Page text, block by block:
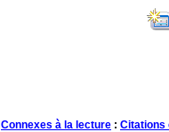
Connexes à la lecture : Citations